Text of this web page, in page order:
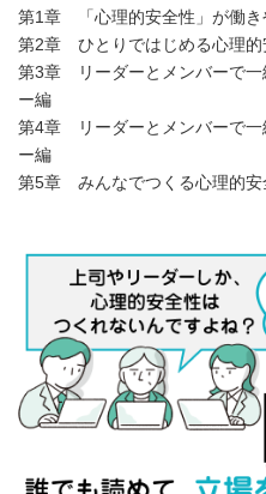
第1章 「心理的安全性」が働き
第2章 ひとりではじめる心理的
第3章 リーダーとメンバーで
ー編
第4章 リーダーとメンバーで
ー編
第5章 みんなでつくる心理的安